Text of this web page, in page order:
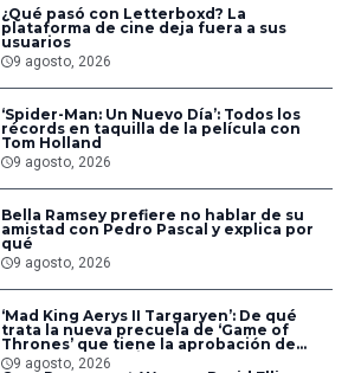
¿Qué pasó con Letterboxd? La
plataforma de cine deja fuera a sus
usuarios
9 agosto, 2026
‘Spider-Man: Un Nuevo Día’: Todos los
récords en taquilla de la película con
Tom Holland
9 agosto, 2026
Bella Ramsey prefiere no hablar de su
amistad con Pedro Pascal y explica por
qué
9 agosto, 2026
‘Mad King Aerys II Targaryen’: De qué
trata la nueva precuela de ‘Game of
Thrones’ que tiene la aprobación de
George R.R. Martin
9 agosto, 2026